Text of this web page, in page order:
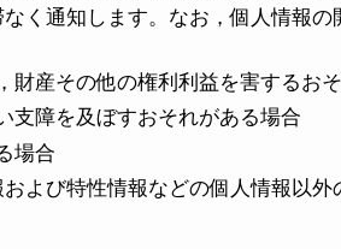
く通知します。なお，個人情報の
財産その他の権利利益を害するお
支障を及ぼすおそれがある場合
場合
よび特性情報などの個人情報以